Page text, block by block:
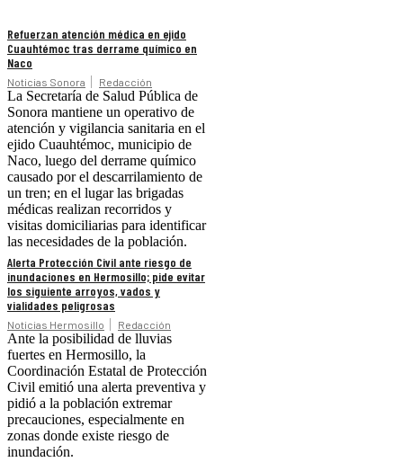
Refuerzan atención médica en ejido
Cuauhtémoc tras derrame químico en
Naco
Noticias Sonora Redacción
La Secretaría de Salud Pública de
Sonora mantiene un operativo de
atención y vigilancia sanitaria en el
ejido Cuauhtémoc, municipio de
Naco, luego del derrame químico
causado por el descarrilamiento de
un tren; en el lugar las brigadas
médicas realizan recorridos y
visitas domiciliarias para identificar
las necesidades de la población.
Alerta Protección Civil ante riesgo de
inundaciones en Hermosillo; pide evitar
los siguiente arroyos, vados y
vialidades peligrosas
Noticias Hermosillo Redacción
Ante la posibilidad de lluvias
fuertes en Hermosillo, la
Coordinación Estatal de Protección
Civil emitió una alerta preventiva y
pidió a la población extremar
precauciones, especialmente en
zonas donde existe riesgo de
inundación.